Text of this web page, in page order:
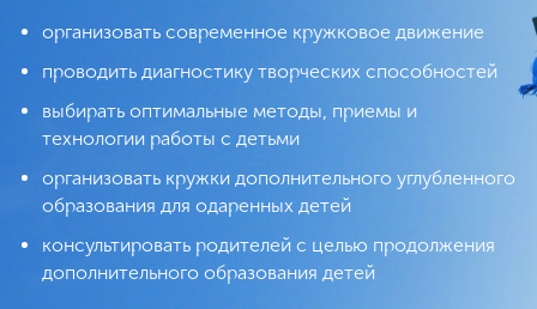
организовать современное кружковое движение
проводить диагностику творческих способностей
выбирать оптимальные методы, приемы и
технологии работы с детьми
организовать кружки дополнительного углубленного
образования для одаренных детей
консультировать родителей с целью продолжения
дополнительного образования детей